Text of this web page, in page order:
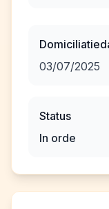
03/07/2025
Status
In orde